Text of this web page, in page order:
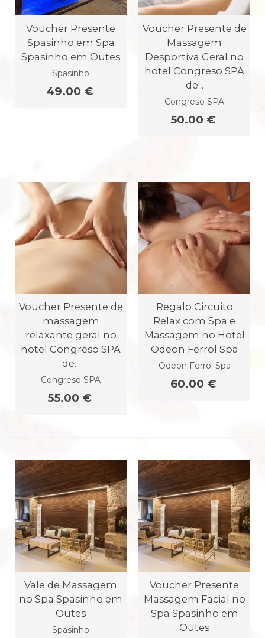
Voucher Presente
Spasinho em Spa
Spasinho em Outes
Spasinho
49.00 €
Voucher Presente de
Massagem
Desportiva Geral no
hotel Congreso SPA
de...
Congreso SPA
50.00 €
Voucher Presente de
massagem
relaxante geral no
hotel Congreso SPA
de...
Congreso SPA
55.00 €
Regalo Circuito
Relax com Spa e
Massagem no Hotel
Odeon Ferrol Spa
Odeon Ferrol Spa
60.00 €
Vale de Massagem
no Spa Spasinho em
Outes
Spasinho
Voucher Presente
Massagem Facial no
Spa Spasinho em
Outes